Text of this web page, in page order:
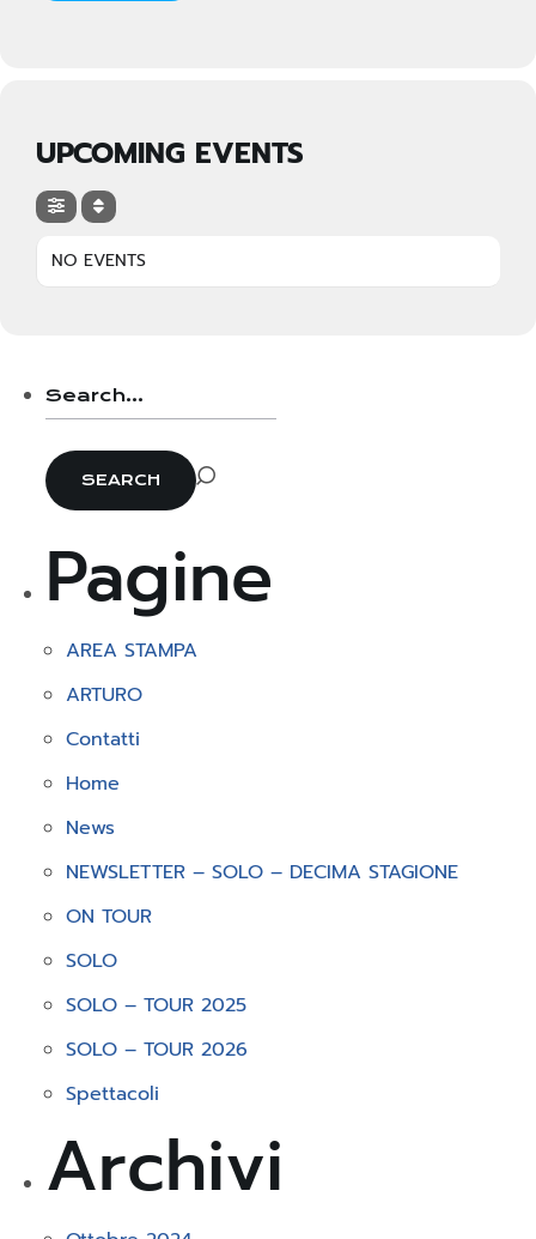
UPCOMING EVENTS
NO EVENTS
Pagine
AREA STAMPA
ARTURO
Contatti
Home
News
NEWSLETTER – SOLO – DECIMA STAGIONE
ON TOUR
SOLO
SOLO – TOUR 2025
SOLO – TOUR 2026
Spettacoli
Archivi